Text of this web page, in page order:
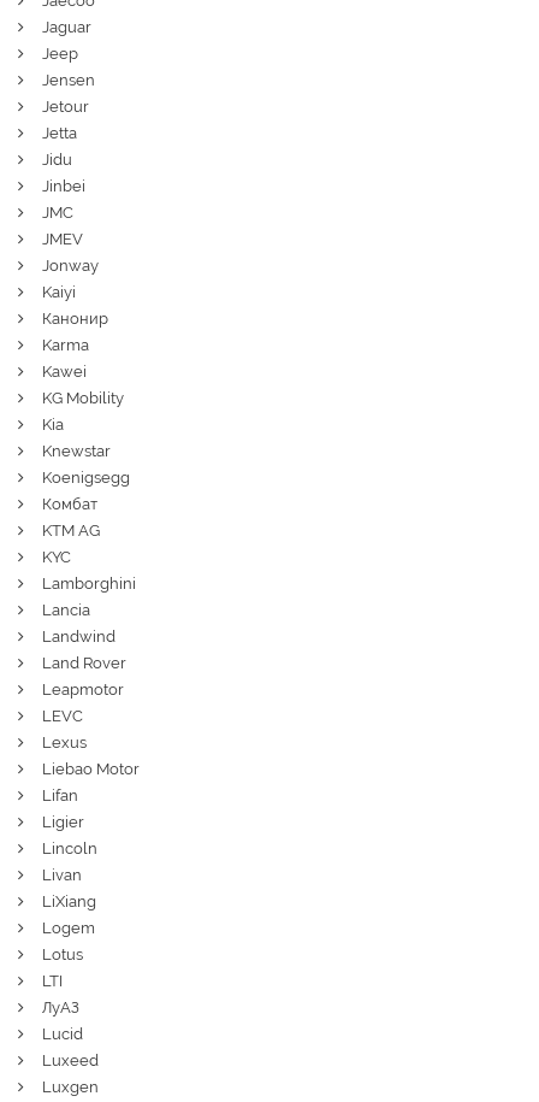
Jaguar
Jeep
Jensen
Jetour
Jetta
Jidu
Jinbei
JMC
JMEV
Jonway
Kaiyi
Канонир
Karma
Kawei
KG Mobility
Kia
Knewstar
Koenigsegg
Комбат
KTM AG
KYC
Lamborghini
Lancia
Landwind
Land Rover
Leapmotor
LEVC
Lexus
Liebao Motor
Lifan
Ligier
Lincoln
Livan
LiXiang
Logem
Lotus
LTI
ЛуАЗ
Lucid
Luxeed
Luxgen